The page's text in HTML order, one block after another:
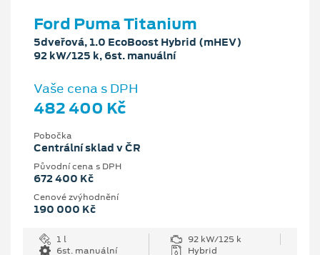
Ford Puma Titanium
5dveřová, 1.0 EcoBoost Hybrid (mHEV)
92 kW/125 k, 6st. manuální
Vaše cena s DPH
482 400 Kč
Pobočka
Centrální sklad v ČR
Původní cena s DPH
672 400 Kč
Cenové zvýhodnění
190 000 Kč
1 l
92 kW/125 k
6st. manuální
Hybrid